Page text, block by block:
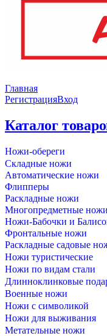
Главная
РегистрацияВход
Каталог
Ножи-обереги
Складные ножи
Автоматические ножи
Флипперы
Раскладные ножи
Многопредметные ножи
Ножи-Бабочки и
Фронтальные ножи
Раскладные садовые
Ножи туристические
Ножи по видам стали
Длинноклинковые
Военные ножи
Ножи с символикой
Ножи для выживания
Метательные ножи